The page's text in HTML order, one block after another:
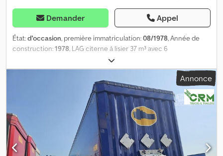
Demander Appel
État:d'occasion, première immatriculation:08/1978, Année de
construction:1978, LAG citerne à lisier 37 m³ avec 6
compartiments ! Pour env. 10 000 €-- ENTIÈREMENT révisée à
neuf, nouveau système de freinage, 3ᵉ essieu neuf, nouvelle
installation électrique, nouvelle suspension pneumatique !
Djdpowmpatsfx Af Rock • Superstructure aluminium • Capacité de
37 200 litres • 6 compartiments de 6 200 litres chacun • 6 trappes
de visite • Sortie directe à l'arrière ! • 3 essieux BPW à suspension
pneumatique • Freins à tambour • Pneus 385/65 R 22.5 - Contrôle
technique neuf ! - Prête à l'emploi ! Sous réserve d'erreurs et de
vente préalable !
Annonce